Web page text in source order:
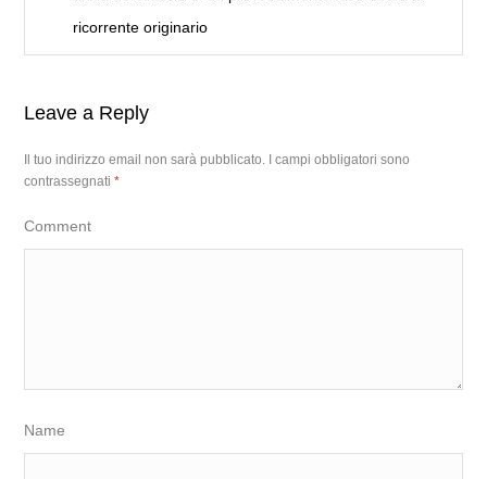
ricorrente originario
Leave a Reply
Il tuo indirizzo email non sarà pubblicato.
I campi obbligatori sono
contrassegnati*
Comment
Name